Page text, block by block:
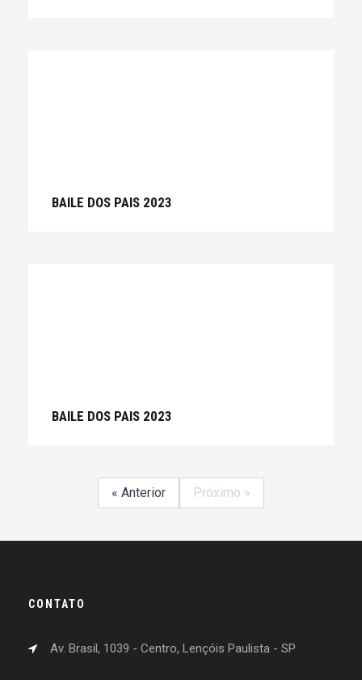
BAILE DOS PAIS 2023
BAILE DOS PAIS 2023
« Anterior Próximo »
CONTATO
Av. Brasil, 1039 - Centro, Lençóis Paulista - SP